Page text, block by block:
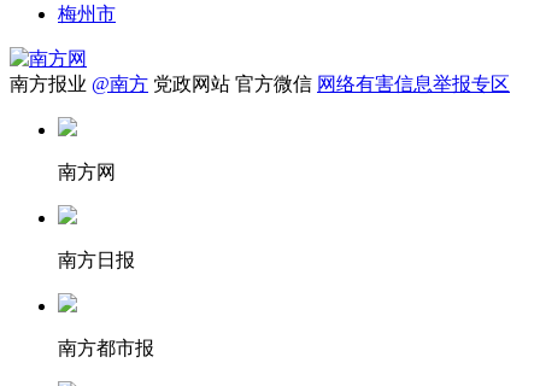
梅州市
南方报业 @南方 党政网站 官方微信 网络有害信息举报专区
南方网
南方日报
南方都市报